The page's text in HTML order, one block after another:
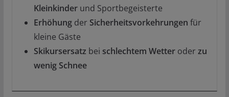
Kleinkinderund Sportbegeisterte
Erhöhungder Sicherheitsvorkehrungen für
kleine Gäste
Skikursersatz bei schlechtem Wetteroder zu
wenig Schnee